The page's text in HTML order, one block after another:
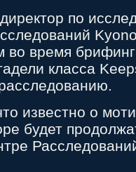
по
во время
класса
известно о
будет